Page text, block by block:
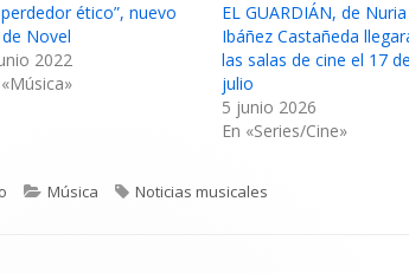
perdedor ético”, nuevo
de Novel
2022
EL GUARDIÁN, de Nuria
Ibáñez Castañeda
las salas de cine el 17 de
julio
5 junio 2026
En «Series/Cine»
Categorías
Música Etiquetas
Noticias musicales